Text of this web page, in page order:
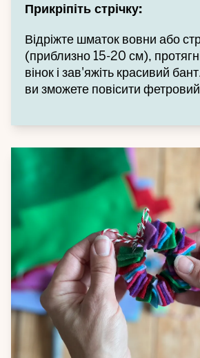
Прикріпіть стрічку:
Відріжте шматок вовни або
(приблизно 15-20 см),
вінок і зав'яжіть красивий
ви зможете повісити фетровий